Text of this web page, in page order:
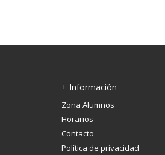
+ Información
Zona Alumnos
Horarios
Contacto
Política de privacidad